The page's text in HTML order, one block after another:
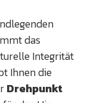
das
Integrität
Ihnen die
Drehpunkt